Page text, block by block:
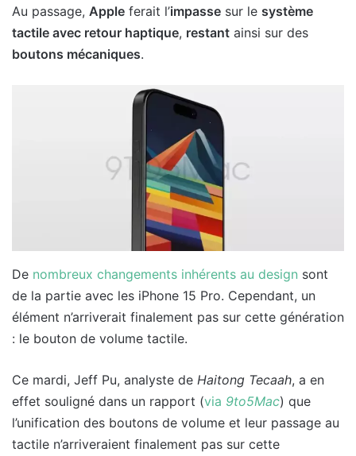
Au passage, Apple ferait l’impasse sur le système
tactile avec retour haptique, restant ainsi sur des
boutons mécaniques.
De nombreux changements inhérents au design sont
de la partie avec les iPhone 15 Pro. Cependant, un
élément n’arriverait finalement pas sur cette génération
: le bouton de volume tactile.
Ce mardi, Jeff Pu, analyste de Haitong Tecaah, a en
effet souligné dans un rapport (via 9to5Mac) que
l’unification des boutons de volume et leur passage au
tactile n’arriveraient finalement pas sur cette